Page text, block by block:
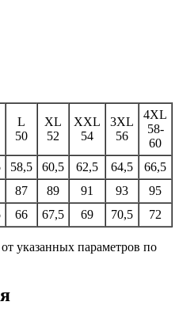
L
50
XL
52
XXL
54
3XL
56
4XL
58-
60
58,5 60,5 62,5 64,5
66,5
87 89 91 93
95
66 67,5 69 70,5 72
указанных параметров по